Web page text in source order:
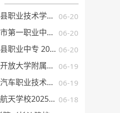
06-20
湖南公办中职--平江县职业技术学校 2025 年招生简章
06-20
湖南公办中专--岳阳市第一职业中等专业学校 2025 年招生简章
06-20
湖南公办中专--华容县职业中专 2025 年招生简章
06-19
湖南公办中职--衡阳开放大学附属中等职业学校 2025 年招生简章
06-19
湖南中职--湖南吉利汽车职业技术学院2025年普通高校招生章程
06-18
湖南公办中职--长沙航天学校2025年招生简章